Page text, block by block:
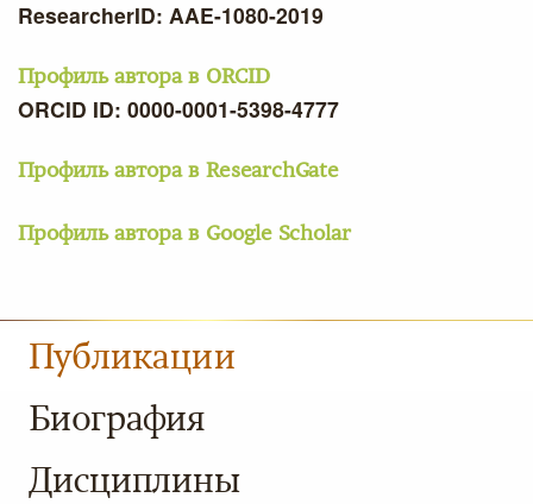
ResearcherID: AAE-1080-2019
Профиль автора в ORCID
ORCID ID: 0000-0001-5398-4777
Профиль автора в ResearchGate
Профиль автора в Google Scholar
Публикации
Биография
Дисциплины